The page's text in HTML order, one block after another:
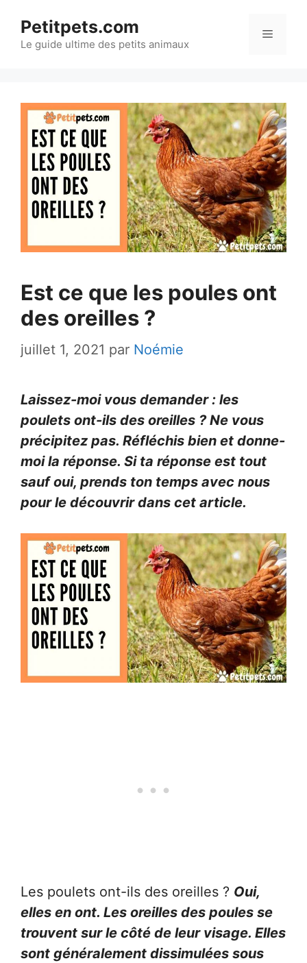
contenu
Petitpets.com
Le guide ultime des petits animaux
Menu
Est ce que les poules ont
des oreilles ?
juillet 1, 2021 par Noémie
Laissez-moi vous demander : les
poulets ont-ils des oreilles ? Ne vous
précipitez pas. Réfléchis bien et donne-
moi la réponse. Si ta réponse est tout
sauf oui, prends ton temps avec nous
pour le découvrir dans cet article.
Les poulets ont-ils des oreilles ? Oui,
elles en ont. Les oreilles des poules se
trouvent sur le côté de leur visage. Elles
sont généralement dissimulées sous